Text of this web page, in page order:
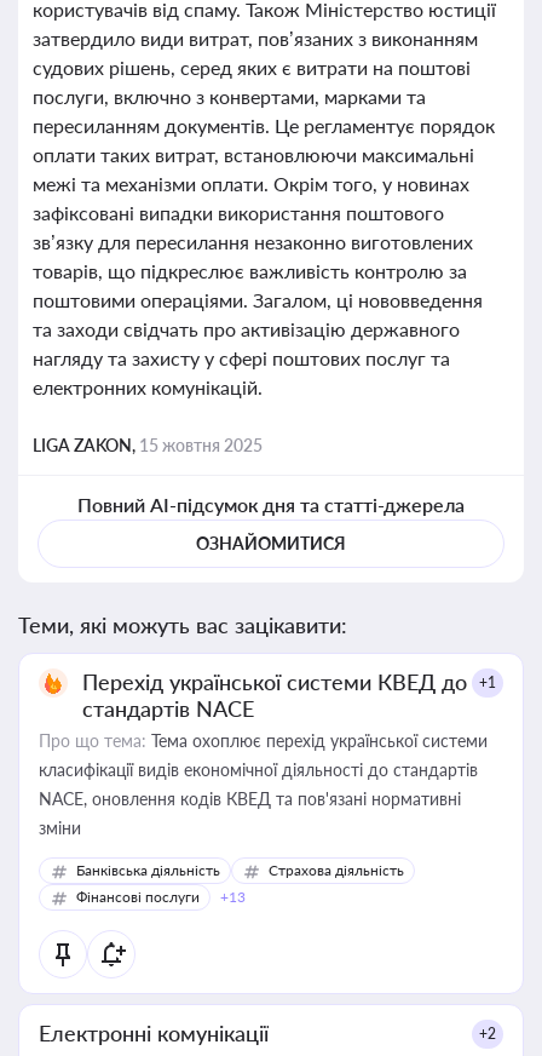
користувачів від спаму. Також Міністерство юстиції
затвердило види витрат, пов’язаних з виконанням
судових рішень, серед яких є витрати на поштові
послуги, включно з конвертами, марками та
пересиланням документів. Це регламентує порядок
оплати таких витрат, встановлюючи максимальні
межі та механізми оплати. Окрім того, у новинах
зафіксовані випадки використання поштового
зв’язку для пересилання незаконно виготовлених
товарів, що підкреслює важливість контролю за
поштовими операціями. Загалом, ці нововведення
та заходи свідчать про активізацію державного
нагляду та захисту у сфері поштових послуг та
електронних комунікацій.
LIGA ZAKON, 15 жовтня 2025
Повний AI-підсумок дня та статті-джерела
ОЗНАЙОМИТИСЯ
Теми, які можуть вас зацікавити:
Перехід української системи КВЕД до
стандартів NACE
+1
Про що тема: Тема охоплює перехід української системи
класифікації видів економічної діяльності до стандартів
NACE, оновлення кодів КВЕД та пов'язані нормативні
зміни
Банківська діяльність
Страхова діяльність
Фінансові послуги
+13
Електронні комунікації +2